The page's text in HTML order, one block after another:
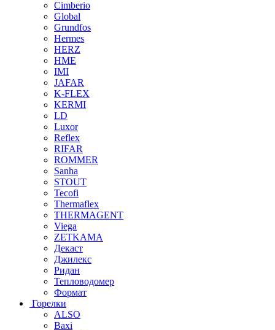
Cimberio
Global
Grundfos
Hermes
HERZ
HME
IMI
JAFAR
K-FLEX
KERMI
LD
Luxor
Reflex
RIFAR
ROMMER
Sanha
STOUT
Tecofi
Thermaflex
THERMAGENT
Viega
ZETKAMA
Декаст
Джилекс
Ридан
Тепловодомер
Формат
Горелки
ALSO
Baxi